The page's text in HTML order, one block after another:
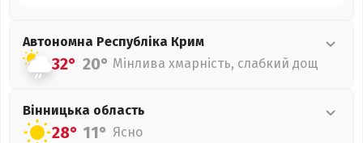
Автономна Республіка Крим
32° 20° Мінлива хмарність, слабкий дощ
Вінницька область
28° 11° Ясно